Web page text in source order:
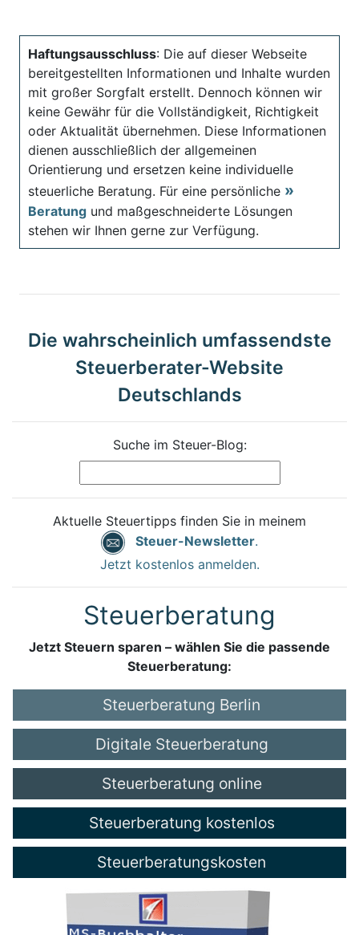
Haftungsausschluss: Die auf dieser Webseite
bereitgestellten Informationen und Inhalte wurden
mit großer Sorgfalt erstellt. Dennoch können wir
keine Gewähr für die Vollständigkeit, Richtigkeit
oder Aktualität übernehmen. Diese Informationen
dienen ausschließlich der allgemeinen
Orientierung und ersetzen keine individuelle
steuerliche Beratung. Für eine persönliche
Beratung und maßgeschneiderte Lösungen
stehen wir Ihnen gerne zur Verfügung.
Die wahrscheinlich umfassendste
Steuerberater-Website
Deutschlands
Suche im Steuer-Blog:
Aktuelle Steuertipps finden Sie in meinem
Steuer-Newsletter.
Jetzt kostenlos anmelden.
Steuerberatung
Jetzt Steuern sparen – wählen Sie die passende
Steuerberatung:
Steuerberatung Berlin
Digitale Steuerberatung
Steuerberatung online
Steuerberatung kostenlos
Steuerberatungskosten